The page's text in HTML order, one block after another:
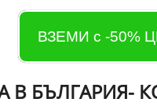
ВЗЕМИ с -50%
В БЪЛГАРИЯ-